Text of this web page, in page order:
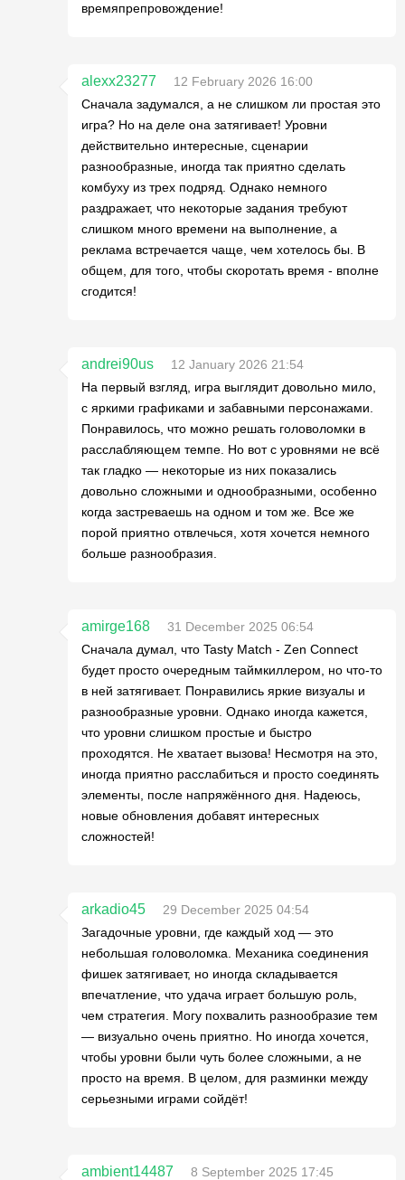
времяпрепровождение!
alexx23277
12 February 2026 16:00
Сначала задумался, а не слишком ли простая это
игра? Но на деле она затягивает! Уровни
действительно интересные, сценарии
разнообразные, иногда так приятно сделать
комбуху из трех подряд. Однако немного
раздражает, что некоторые задания требуют
слишком много времени на выполнение, а
реклама встречается чаще, чем хотелось бы. В
общем, для того, чтобы скоротать время - вполне
сгодится!
andrei90us
12 January 2026 21:54
На первый взгляд, игра выглядит довольно мило,
с яркими графиками и забавными персонажами.
Понравилось, что можно решать головоломки в
расслабляющем темпе. Но вот с уровнями не всё
так гладко — некоторые из них показались
довольно сложными и однообразными, особенно
когда застреваешь на одном и том же. Все же
порой приятно отвлечься, хотя хочется немного
больше разнообразия.
amirge168
31 December 2025 06:54
Сначала думал, что Tasty Match - Zen Connect
будет просто очередным таймкиллером, но что-то
в ней затягивает. Понравились яркие визуалы и
разнообразные уровни. Однако иногда кажется,
что уровни слишком простые и быстро
проходятся. Не хватает вызова! Несмотря на это,
иногда приятно расслабиться и просто соединять
элементы, после напряжённого дня. Надеюсь,
новые обновления добавят интересных
сложностей!
arkadio45
29 December 2025 04:54
Загадочные уровни, где каждый ход — это
небольшая головоломка. Механика соединения
фишек затягивает, но иногда складывается
впечатление, что удача играет большую роль,
чем стратегия. Могу похвалить разнообразие тем
— визуально очень приятно. Но иногда хочется,
чтобы уровни были чуть более сложными, а не
просто на время. В целом, для разминки между
серьезными играми сойдёт!
ambient14487
8 September 2025 17:45